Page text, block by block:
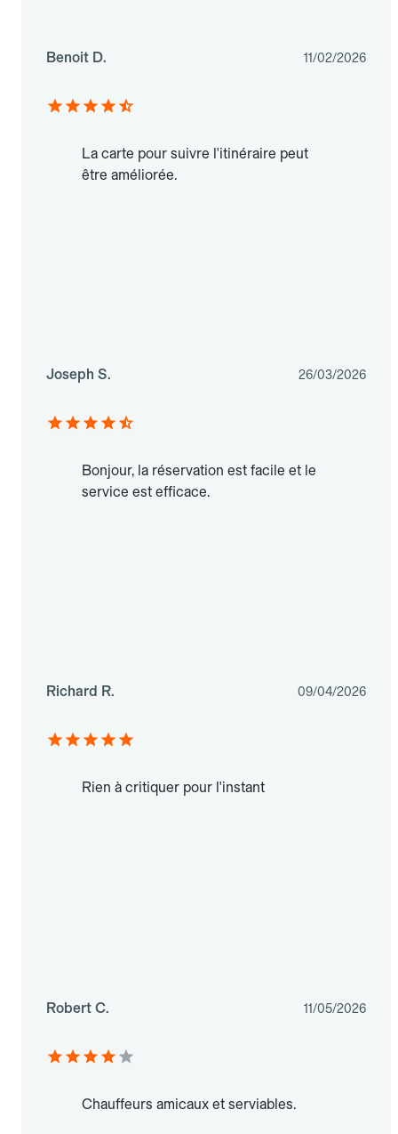
Benoit D. 11/02/2026
La carte pour suivre l'itinéraire peut
être améliorée.
Joseph S. 26/03/2026
Bonjour, la réservation est facile et le
service est efficace.
Richard R. 09/04/2026
Rien à critiquer pour l'instant
Robert C. 11/05/2026
Chauffeurs amicaux et serviables.